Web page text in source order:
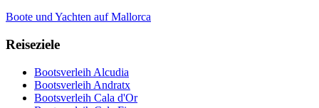
Boote und Yachten auf Mallorca
Reiseziele
Bootsverleih Alcudia
Bootsverleih Andratx
Bootsverleih Cala d'Or